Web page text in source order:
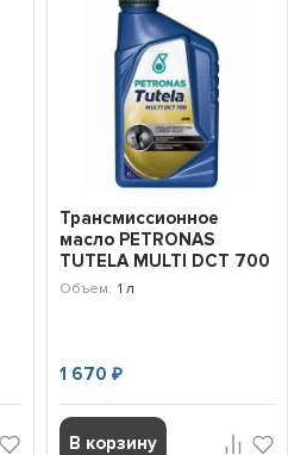
Трансмиссионное
масло PETRONAS
TUTELA MULTI DCT 700
(1л) 76160E15EU
Объем: 1 л
1 670 ₽
В корзину